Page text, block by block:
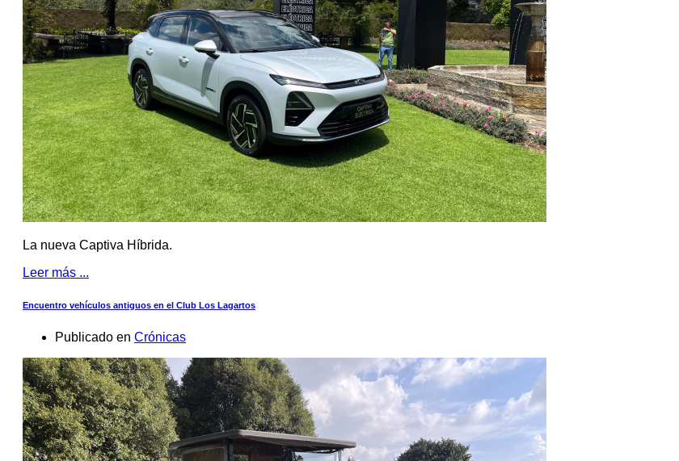
La nueva Captiva Híbrida.
Leer más ...
Encuentro vehículos antiguos en el Club Los Lagartos
Publicado en Crónicas